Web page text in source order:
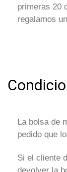
primeras 20
regalamos
La bolsa de
pedido que
Si el cliente